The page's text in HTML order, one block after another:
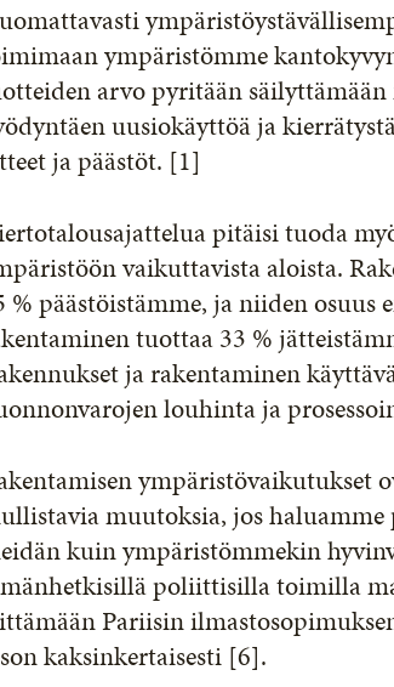
ympäristömme
arvo pyritään
uusiokäyttöä ja
ja päästöt. [1]
pitäisi tuoda
vaikuttavista aloista.
% päästöistämme, ja niiden
tuottaa 33 %
ja rakentaminen
louhinta ja
ympäristövaikutukset
muutoksia, jos
kuin ympäristömmekin
poliittisilla toimilla
Pariisin
kaksinkertaisesti [6].